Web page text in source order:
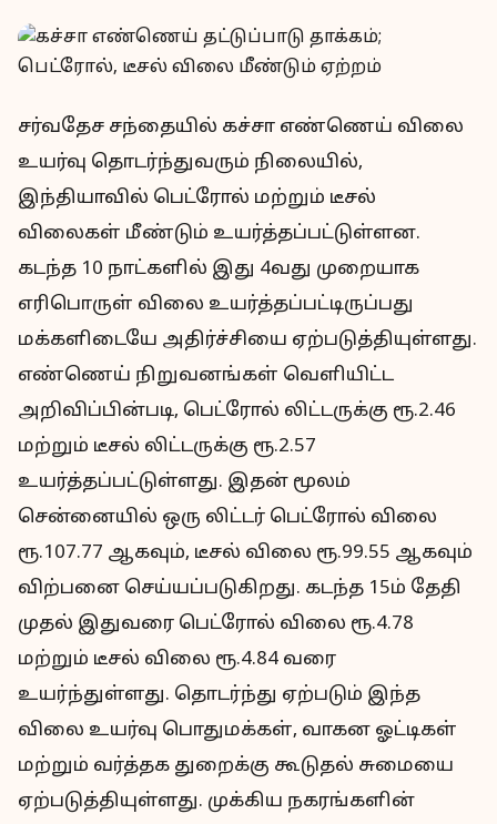
சர்வதேச சந்தையில் கச்சா எண்ணெய் விலை
உயர்வு தொடர்ந்துவரும் நிலையில்,
இந்தியாவில் பெட்ரோல் மற்றும் டீசல்
விலைகள் மீண்டும் உயர்த்தப்பட்டுள்ளன.
கடந்த 10 நாட்களில் இது 4வது முறையாக
எரிபொருள் விலை உயர்த்தப்பட்டிருப்பது
மக்களிடையே அதிர்ச்சியை ஏற்படுத்தியுள்ளது.
எண்ணெய் நிறுவனங்கள் வெளியிட்ட
அறிவிப்பின்படி, பெட்ரோல் லிட்டருக்கு ரூ.2.46
மற்றும் டீசல் லிட்டருக்கு ரூ.2.57
உயர்த்தப்பட்டுள்ளது. இதன் மூலம்
சென்னையில் ஒரு லிட்டர் பெட்ரோல் விலை
ரூ.107.77 ஆகவும், டீசல் விலை ரூ.99.55 ஆகவும்
விற்பனை செய்யப்படுகிறது. கடந்த 15ம் தேதி
முதல் இதுவரை பெட்ரோல் விலை ரூ.4.78
மற்றும் டீசல் விலை ரூ.4.84 வரை
உயர்ந்துள்ளது. தொடர்ந்து ஏற்படும் இந்த
விலை உயர்வு பொதுமக்கள், வாகன ஓட்டிகள்
மற்றும் வர்த்தக துறைக்கு கூடுதல் சுமையை
ஏற்படுத்தியுள்ளது. முக்கிய நகரங்களின்